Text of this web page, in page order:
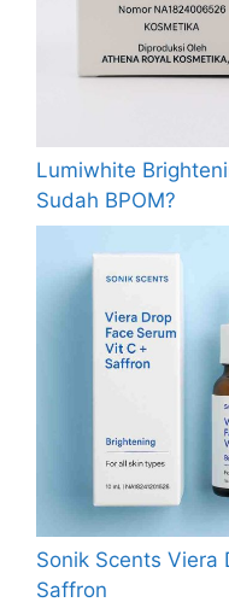
Lumiwhite
Sudah BPOM?
Sonik Scents Viera
Saffron